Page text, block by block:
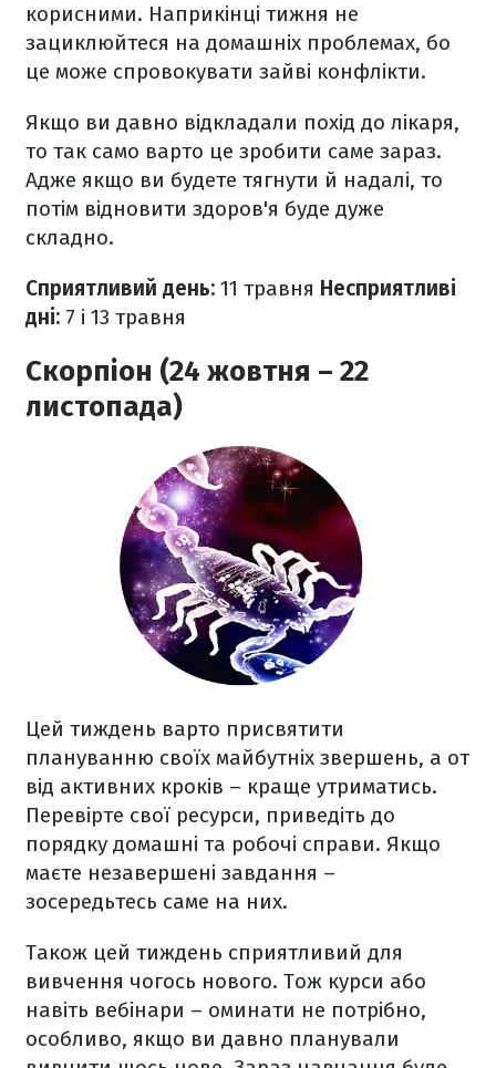
корисними. Наприкінці тижня не
зациклюйтеся на домашніх проблемах, бо
це може спровокувати зайві конфлікти.
Якщо ви давно відкладали похід до лікаря,
то так само варто це зробити саме зараз.
Адже якщо ви будете тягнути й надалі, то
потім відновити здоров'я буде дуже
складно.
Сприятливий день: 11 травня Несприятливі
дні: 7 і 13 травня
Скорпіон (24 жовтня – 22
листопада)
Цей тиждень варто присвятити
плануванню своїх майбутніх звершень, а от
від активних кроків – краще утриматись.
Перевірте свої ресурси, приведіть до
порядку домашні та робочі справи. Якщо
маєте незавершені завдання –
зосередьтесь саме на них.
Також цей тиждень сприятливий для
вивчення чогось нового. Тож курси або
навіть вебінари – оминати не потрібно,
особливо, якщо ви давно планували